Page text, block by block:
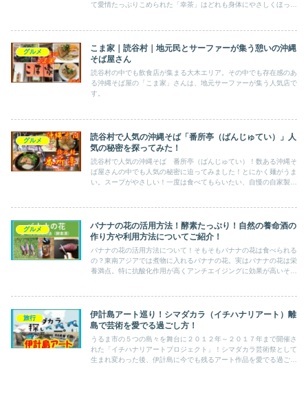
て愛情たっぷりこめられた「幸茶」はどれも身体にやさしくほっこ
グルメ
こま家｜読谷村｜地元民とサーファーが集う憩いの沖縄
そば屋さん
読谷村の中でも飲食店が集まる大木エリア。その中でも存在感のあ
る沖縄そば屋の「こま家」さんは、地元サーファーが集う人気店で
す。
グルメ
読谷村で人気の沖縄そば「番所亭（ばんじゅてい）」人
気の秘密を探ってみた！
読谷村で人気の沖縄そば 番所亭（ばんじゅてい）！数ある沖縄そ
ば屋さんの中でも人気の秘密に迫ってみました！とにかく麺がうま
い。スープがやさしい！一度は食べてもらいたい、自慢の自家製麺
グルメ
バナナの花の活用方法！酵素たっぷり！自然の養命酒の
作り方や利用方法についてご紹介！
バナナの花の活用方法について！そもそもバナナの花は食べられる
の？東南アジアでは煮物に入れるバナナの花。実はバナナの花は栄
養満点。特に抗酸化作用が高くアンチエイジングに効果が高いそ
旅行
伊計島アート巡り！シマダカラ（イチハナリアート）離
島で芸術を愛でる過ごし方！
うるま市の５つの島々を舞台に２０１２年～２０１７年まで開催さ
れた「イチハナリアートプロジェクト」！シマダカラ芸術祭として
生まれ変わった後、伊計島に今でも残るアート作品を愛でる過ごし